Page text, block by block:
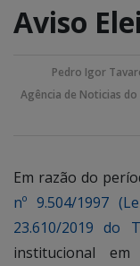
Aviso
Pedro Igor
Agência de Noticias
Em razão do
nº 9.504/1997
23.610/2019 do
institucional